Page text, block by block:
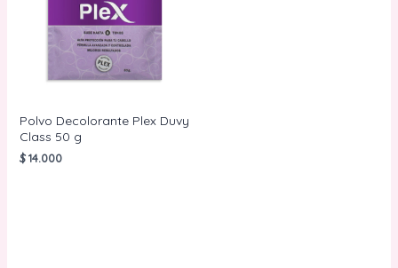
Polvo Decolorante Plex Duvy
Class 50 g
$14.000